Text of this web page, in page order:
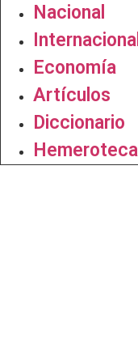
Nacional
Internacional
Economía
Artículos
Diccionario
Hemeroteca